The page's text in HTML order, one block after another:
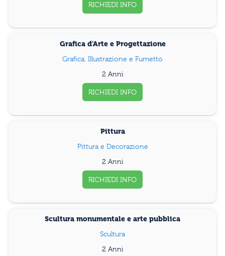
RICHIEDI INFO
Grafica d'Arte e Progettazione
Grafica, Illustrazione e Fumetto
2 Anni
RICHIEDI INFO
Pittura
Pittura e Decorazione
2 Anni
RICHIEDI INFO
Scultura monumentale e arte pubblica
Scultura
2 Anni